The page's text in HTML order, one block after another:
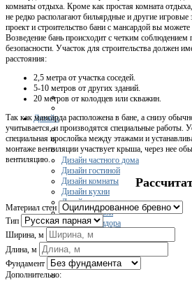
Дизайн
Дизайн частного дома
Дизайн гостиной
Дизайн комнаты
Дизайн кухни
Дизайн квартиры
Дизайн ванной
Дизайн коридора
Дизайн кафе
Дизайн спальни
Дизайн ресторана
Дизайн офисов
комнаты отдыха. Кроме как простая комната
не редко располагают бильярдные и другие игровые
проект и строительство бани с мансардой вы
Возведение бань происходит с четким соблюдением
безопасности. Участок для строительства должен
расстояния:
2,5 метра от участка соседей.
5-10 метров от других зданий.
20 метров от колодцев или скважин.
Так как мансарда расположена в бане, а снизу
учитывается, и производятся специальные работы.
специальная прослойка между этажами и
монтаже вентиляции участвует крыша, через нее
вентиляцию.
Материал стен
Тип
Ширина, м
Длина, м
Фундамент
Дополнительно: